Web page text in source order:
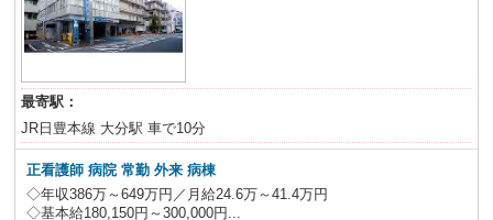
最寄駅：
JR日豊本線 大分駅 車で10分
正看護師 病院 常勤 外来 病棟
◇年収386万～649万円／月給24.6万～41.4万円
◇基本給180,150円～300,000円...